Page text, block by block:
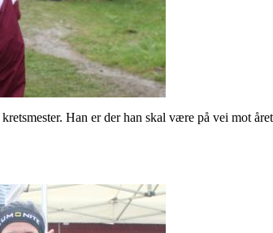
Han er der han skal være på vei mot